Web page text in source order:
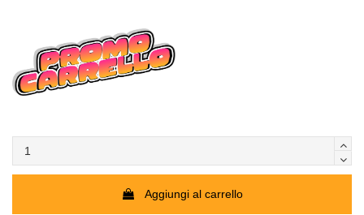
Aggiungi al carrello